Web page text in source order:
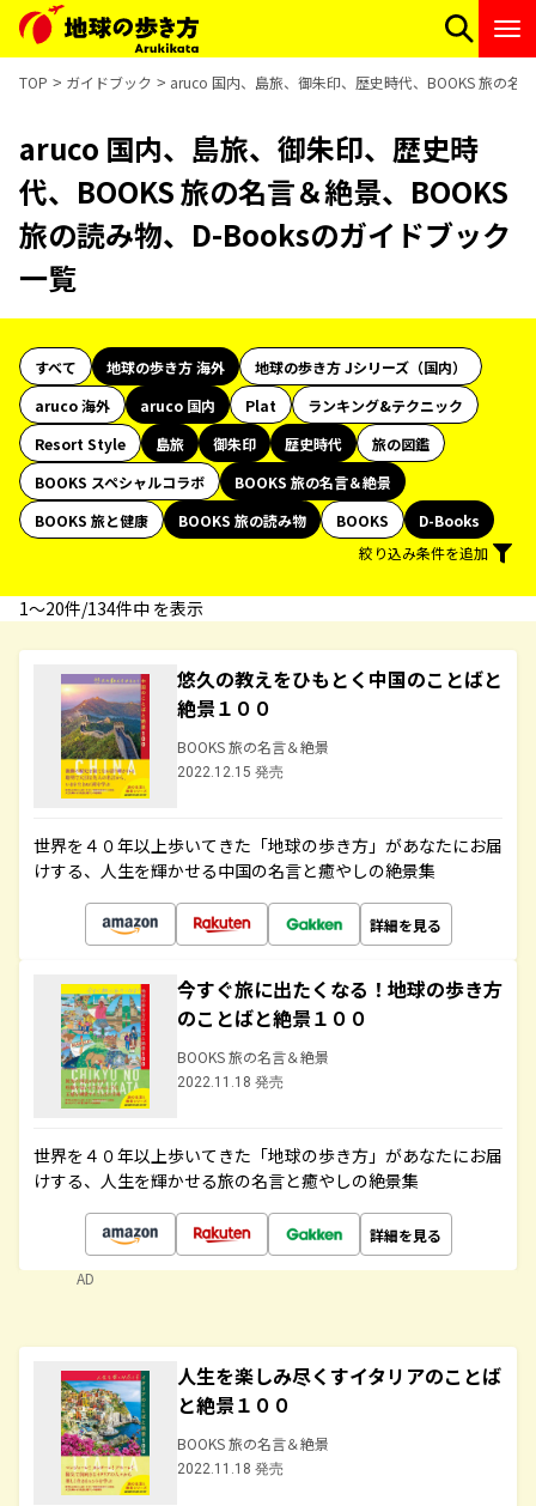
TOP ガイドブック aruco 国内、島旅、御朱印、歴史時代、BOOKS 旅の名
aruco 国内、島旅、御朱印、歴史時
代、BOOKS 旅の名言＆絶景、BOOKS
旅の読み物、D-Booksのガイドブック
一覧
すべて 地球の歩き方 海外
地球の歩き方 Jシリーズ（国内）
aruco 海外
aruco 国内 Plat
ランキング&テクニック
Resort Style
島旅 御朱印 歴史時代
旅の図鑑
BOOKS スペシャルコラボ
BOOKS 旅の名言＆絶景
BOOKS 旅と健康
BOOKS 旅の読み物 BOOKS
D-Books
絞り込み条件を追加
1〜20件/134件中 を表示
悠久の教えをひもとく中国のことばと
絶景１００
BOOKS 旅の名言＆絶景
2022.12.15 発売
世界を４０年以上歩いてきた「地球の歩き方」があなたにお届
けする、人生を輝かせる中国の名言と癒やしの絶景集
詳細を見る
今すぐ旅に出たくなる！地球の歩き方
のことばと絶景１００
BOOKS 旅の名言＆絶景
2022.11.18 発売
世界を４０年以上歩いてきた「地球の歩き方」があなたにお届
けする、人生を輝かせる旅の名言と癒やしの絶景集
詳細を見る
AD
人生を楽しみ尽くすイタリアのことば
と絶景１００
BOOKS 旅の名言＆絶景
2022.11.18 発売